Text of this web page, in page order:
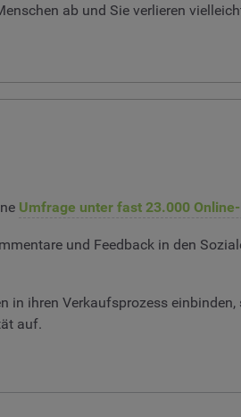
ab und Sie verlieren
Umfrage unter fast 23.000
und Feedback in den
in ihren Verkaufsprozess
auf.